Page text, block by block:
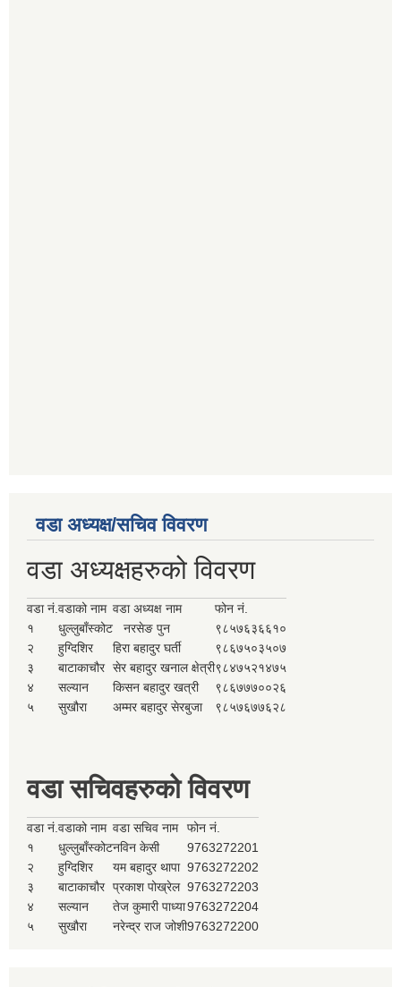
वडा अध्यक्ष/सचिव विवरण
वडा अध्यक्षहरुको विवरण
वडा नं.वडाको नाम वडा अध्यक्ष नाम
फोन नं.
१
धुल्लुबाँस्कोट नरसेङ पुन
९८५७६३६६१०
२
हुग्दिशिर हिरा बहादुर घर्ती
९८६७५०३५०७
३
बाटाकाचौर सेर बहादुर खनाल क्षेत्री९८४७५२१४७५
४
सल्यान किसन बहादुर खत्री
९८६७७७००२६
५
सुखौरा अम्मर बहादुर सेरबुजा ९८५७६७७६२८
वडा सचिवहरुको विवरण
वडा नं.वडाको नाम वडा सचिव नाम
फोन नं.
१
धुल्लुबाँस्कोटनविन केसी
9763272201
२
हुग्दिशिर यम बहादुर थापा 9763272202
३
बाटाकाचौर प्रकाश पोख्रेल 9763272203
४
सल्यान तेज कुमारी पाध्या9763272204
५
सुखौरा नरेन्द्र राज जोशी9763272200